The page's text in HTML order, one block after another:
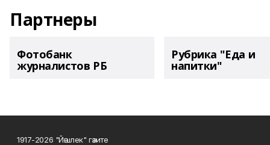
Партнеры
Фотобанк
журналистов РБ
Рубрика "Еда и
напитки"
1917-2026 "Йәшлек" гәзите